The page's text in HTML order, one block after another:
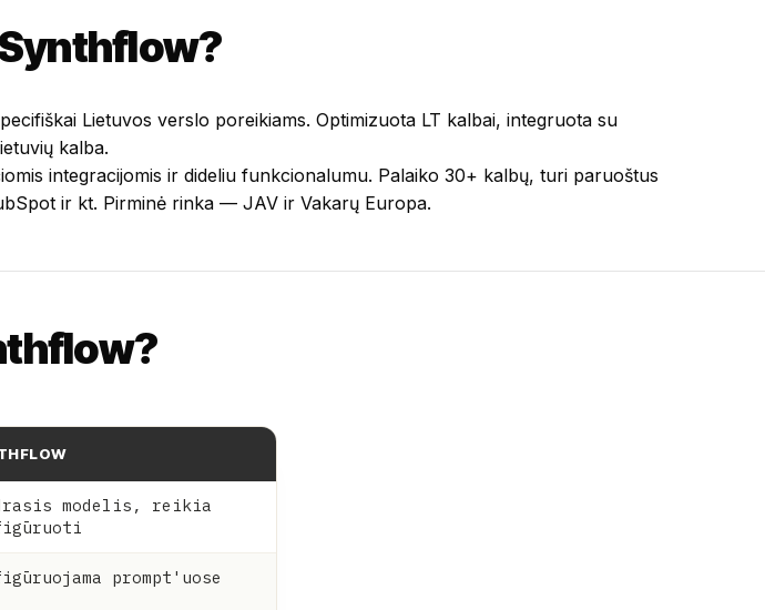
Lietuvos verslo poreikiams. Optimizuota LT kalbai, integruota su
kalba.
integracijomis ir dideliu funkcionalumu. Palaiko 30+ kalbų, turi paruoštus
ir kt. Pirminė rinka — JAV ir Vakarų Europa.
modelis, reikia
prompt'uose